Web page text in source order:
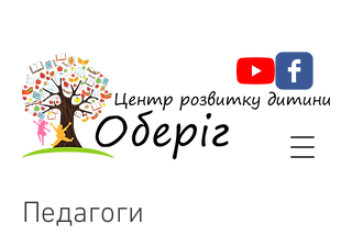
Педагоги